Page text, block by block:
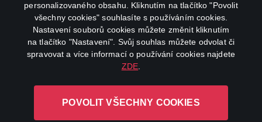
personalizovaného obsahu. Kliknutím na tlačítko "Povolit
všechny cookies" souhlasíte s používáním cookies.
Nastavení souborů cookies můžete změnit kliknutím
na tlačítko "Nastavení". Svůj souhlas můžete odvolat či
spravovat a více informací o používání cookies najdete
ZDE
POVOLIT VŠECHNY COOKIES
youtube
L-1246 Luxembourg R.C.S.